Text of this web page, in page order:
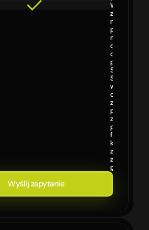
Wyrażam
zgodę
na
moich
danych
osobowych
przez
Spójnia
Studio
w celu
obsługi
zapytania
za
pomocą
formularza
zgodnie
prywatności
Wyślij zapytanie